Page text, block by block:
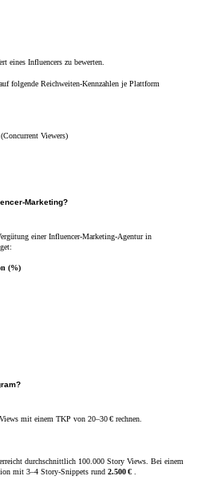
eines Influencers zu bewerten.
folgende Reichweiten-Kennzahlen je Plattform
Viewers)
Marketing?
einer Influencer-Marketing-Agentur in
(%)
mit einem TKP von 20–30 € rechnen.
durchschnittlich 100.000 Story Views. Bei einem
mit 3–4 Story-Snippets rund 2.500 €